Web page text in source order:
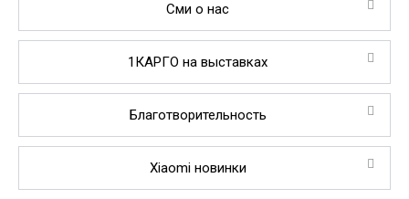
Сми о нас
1КАРГО на выставках
Благотворительность
Xiaomi новинки